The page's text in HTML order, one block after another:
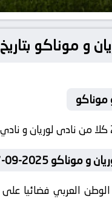
09-27 في دوري فرنسا, الدوري الفرنسي
موناكو
2025-09-27